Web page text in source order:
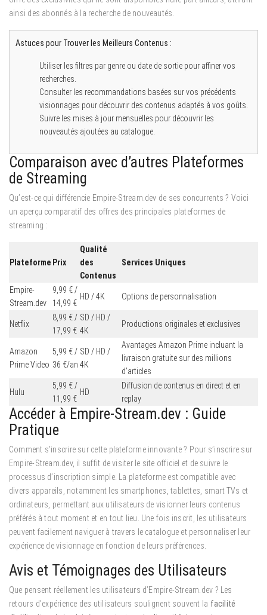
ainsi des abonnés à la recherche de nouveautés.
Astuces pour Trouver les Meilleurs Contenus :
Utiliser les filtres par genre ou date de sortie pour affiner vos
recherches.
Consulter les recommandations basées sur vos précédents
visionnages pour découvrir des contenus adaptés à vos goûts.
Suivre les mises à jour mensuelles pour découvrir les
nouveautés ajoutées au catalogue.
Comparaison avec d’autres Plateformes
de Streaming
Qu’est-ce qui différencie Empire-Stream.dev de ses concurrents ? Voici
un aperçu comparatif des offres des principales plateformes de
streaming :
Plateforme Prix
Qualité
des
Contenus
Services Uniques
Empire-
Stream.dev
9,99 € /
14,99 €
HD / 4K Options de personnalisation
Netflix
8,99 € /
17,99 €
SD / HD /
4K
Productions originales et exclusives
Amazon
Prime Video
5,99 € /
36 €/an
SD / HD /
4K
Avantages Amazon Prime incluant la
livraison gratuite sur des millions
d’articles
Hulu
5,99 € /
11,99 €
HD
Diffusion de contenus en direct et en
replay
Accéder à Empire-Stream.dev : Guide
Pratique
Comment s’inscrire sur cette plateforme innovante ? Pour s’inscrire sur
Empire-Stream.dev, il suffit de visiter le site officiel et de suivre le
processus d’inscription simple. La plateforme est compatible avec
divers appareils, notamment les smartphones, tablettes, smart TVs et
ordinateurs, permettant aux utilisateurs de visionner leurs contenus
préférés à tout moment et en tout lieu. Une fois inscrit, les utilisateurs
peuvent facilement naviguer à travers le catalogue et personnaliser leur
expérience de visionnage en fonction de leurs préférences.
Avis et Témoignages des Utilisateurs
Que pensent réellement les utilisateurs d’Empire-Stream.dev ? Les
retours d’expérience des utilisateurs soulignent souvent la facilité